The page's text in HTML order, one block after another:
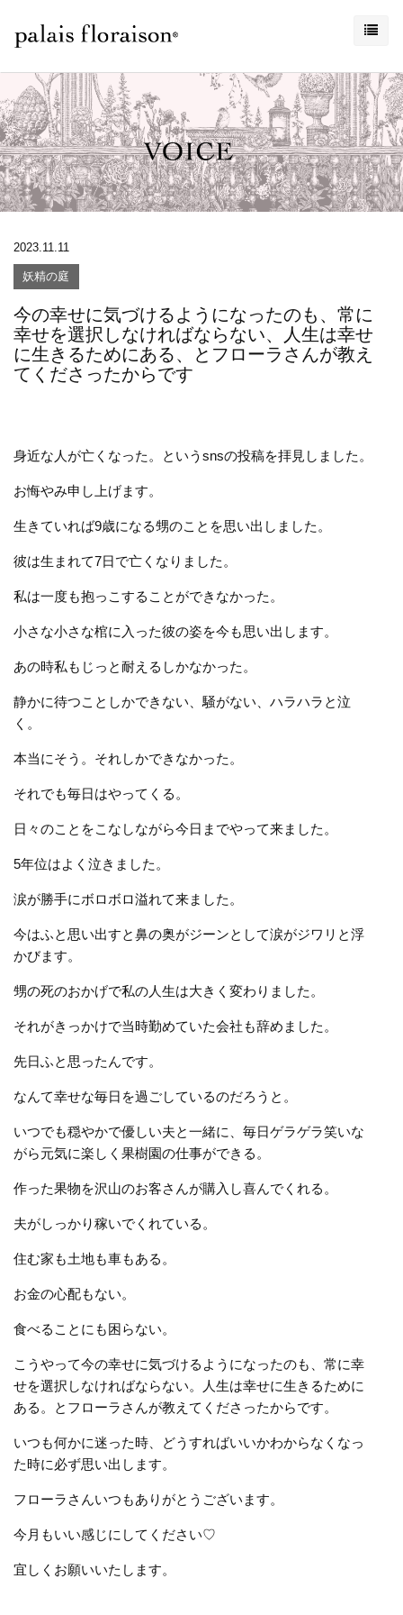
2023.11.11
妖精の庭
今の幸せに気づけるようになったのも、常に
幸せを選択しなければならない、人生は幸せ
に生きるためにある、とフローラさんが教え
てくださったからです
身近な人が亡くなった。というsnsの投稿を拝見しました。
お悔やみ申し上げます。
生きていれば9歳になる甥のことを思い出しました。
彼は生まれて7日で亡くなりました。
私は一度も抱っこすることができなかった。
小さな小さな棺に入った彼の姿を今も思い出します。
あの時私もじっと耐えるしかなかった。
静かに待つことしかできない、騒がない、ハラハラと泣
く。
本当にそう。それしかできなかった。
それでも毎日はやってくる。
日々のことをこなしながら今日までやって来ました。
5年位はよく泣きました。
涙が勝手にボロボロ溢れて来ました。
今はふと思い出すと鼻の奥がジーンとして涙がジワリと浮
かびます。
甥の死のおかげで私の人生は大きく変わりました。
それがきっかけで当時勤めていた会社も辞めました。
先日ふと思ったんです。
なんて幸せな毎日を過ごしているのだろうと。
いつでも穏やかで優しい夫と一緒に、毎日ゲラゲラ笑いな
がら元気に楽しく果樹園の仕事ができる。
作った果物を沢山のお客さんが購入し喜んでくれる。
夫がしっかり稼いでくれている。
住む家も土地も車もある。
お金の心配もない。
食べることにも困らない。
こうやって今の幸せに気づけるようになったのも、常に幸
せを選択しなければならない。人生は幸せに生きるために
ある。とフローラさんが教えてくださったからです。
いつも何かに迷った時、どうすればいいかわからなくなっ
た時に必ず思い出します。
フローラさんいつもありがとうございます。
今月もいい感じにしてください♡
宜しくお願いいたします。